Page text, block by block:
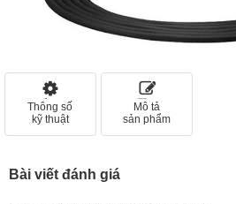
Thông số
kỹ thuật
Mô tả
sản phẩm
Bài viết đánh giá